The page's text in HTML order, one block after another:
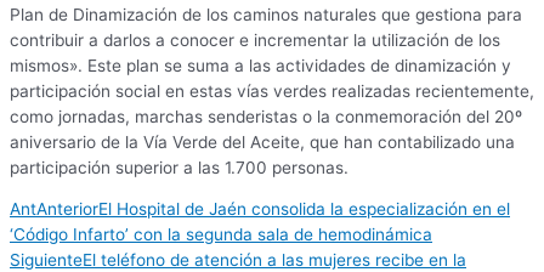
Plan de Dinamización de los caminos naturales que gestiona para
contribuir a darlos a conocer e incrementar la utilización de los
mismos». Este plan se suma a las actividades de dinamización y
participación social en estas vías verdes realizadas recientemente,
como jornadas, marchas senderistas o la conmemoración del 20º
aniversario de la Vía Verde del Aceite, que han contabilizado una
participación superior a las 1.700 personas.
AntAnteriorEl Hospital de Jaén consolida la especialización en el
‘Código Infarto’ con la segunda sala de hemodinámica
SiguienteEl teléfono de atención a las mujeres recibe en la